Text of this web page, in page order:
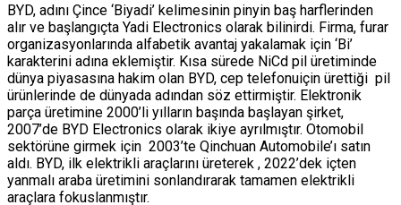
BYD, adını Çince ‘Biyadi’ kelimesinin pinyin baş harflerinden
alır ve başlangıçta Yadi Electronics olarak bilinirdi. Firma, furar
organizasyonlarında alfabetik avantaj yakalamak için ‘Bi’
karakterini adına eklemiştir. Kısa sürede NiCd pil üretiminde
dünya piyasasına hakim olan BYD, cep telefonuiçin ürettiği pil
ürünlerinde de dünyada adından söz ettirmiştir. Elektronik
parça üretimine 2000’li yılların başında başlayan şirket,
2007’de BYD Electronics olarak ikiye ayrılmıştır. Otomobil
sektörüne girmek için 2003’te Qinchuan Automobile’ı satın
aldı. BYD, ilk elektrikli araçlarını üreterek , 2022’dek içten
yanmalı araba üretimini sonlandırarak tamamen elektrikli
araçlara fokuslanmıştır.